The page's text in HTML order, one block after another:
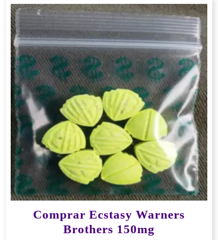
Comprar Ecstasy Warners
Brothers 150mg